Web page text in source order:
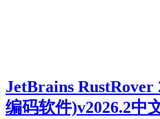
JetBrains RustRover
编码软件)v2026.2中